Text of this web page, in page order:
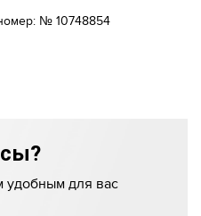
№ 10748854
удобным для вас